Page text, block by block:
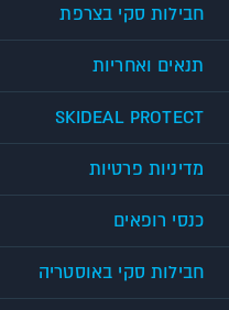
חבילות סקי בצרפת
תנאים ואחריות
SKIDEAL PROTECT
מדיניות פרטיות
כנסי רופאים
חבילות סקי באוסטריה